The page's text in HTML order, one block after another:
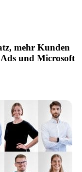
mehr Kunden
und Microsoft